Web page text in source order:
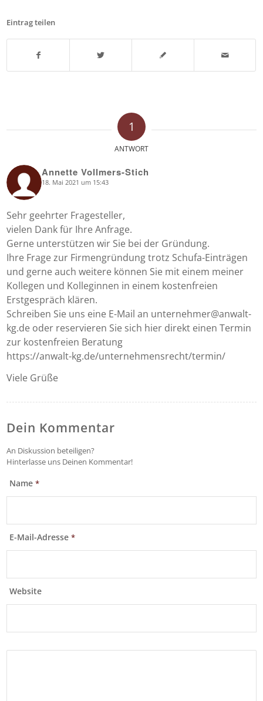
Eintrag teilen
1
ANTWORT
Annette Vollmers-Stich
says: 18. Mai 2021 um 15:43
Sehr geehrter Fragesteller,
vielen Dank für Ihre Anfrage.
Gerne unterstützen wir Sie bei der Gründung.
Ihre Frage zur Firmengründung trotz Schufa-Einträgen
und gerne auch weitere können Sie mit einem meiner
Kollegen und Kolleginnen in einem kostenfreien
Erstgespräch klären.
Schreiben Sie uns eine E-Mail an unternehmer@anwalt-
kg.de oder reservieren Sie sich hier direkt einen Termin
zur kostenfreien Beratung
https://anwalt-kg.de/unternehmensrecht/termin/
Viele Grüße
Dein Kommentar
An Diskussion beteiligen?
Hinterlasse uns Deinen Kommentar!
Name*
E-Mail-Adresse*
Website